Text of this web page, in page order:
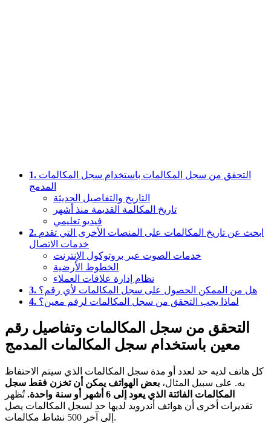
1. التحقق من سجل المكالمات باستخدام سجل المكالمات
المدمج
التاريخ والتفاصيل الحديثة
تاريخ المكالمة القديمة منذ أشهر
فيديو تعليمي
2. ابحث عن تاريخ المكالمات على المنصات الأخرى التي تقدم
خدمات الاتصال
خدمات الصوت عبر بروتوكول الإنترنت
الخطوط الأرضية
نظام إدارة علاقات العملاء
3. هل من الممكن الحصول على سجل المكالمات لأي رقم؟
4. لماذا يجب التحقق من سجل المكالمات لرقم معين؟
التحقق من سجل المكالمات وتفاصيل رقم
معين باستخدام سجل المكالمات المدمج
كل هاتف لديه حد لعدد أو مدة سجل المكالمات الذي سيتم الاحتفاظ
به. على سبيل المثال، بعض الهواتف يمكن أن تخزن فقط سجل
المكالمات الفائتة الذي يعود إلى 6 أشهر أو سنة واحدة.
تُظهر
تقديرات أخرى أن هواتف أندرويد لديها حد لسجل المكالمات يصل
إلى آخر 500 نشاط مكالمات.